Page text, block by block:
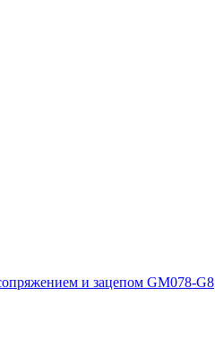
и зацепом GM078-G8